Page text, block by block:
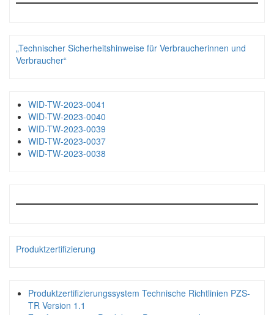
„Technischer Sicherheitshinweise für Verbraucherinnen und
Verbraucher“
WID-TW-2023-0041
WID-TW-2023-0040
WID-TW-2023-0039
WID-TW-2023-0037
WID-TW-2023-0038
Produktzertifizierung
Produktzertifizierungssystem Technische Richtlinien PZS-
TR Version 1.1